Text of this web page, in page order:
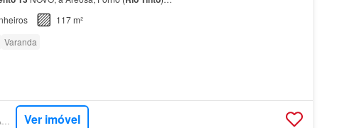
117 m²
Varanda
GREEN-ACRES Ver imóvel